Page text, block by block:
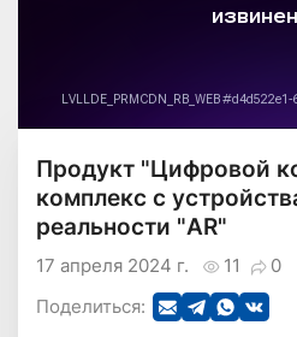
Продукт "Цифровой
комплекс с
реальности "AR"
11 0
17 апреля 2024 г.
Поделиться: